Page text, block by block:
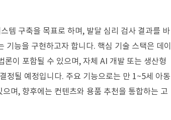
템 구축을 목표로 하며, 발달 심리 검사 결과를 바
능을 구현하고자 합니다. 핵심 기술 스택은 데이
이 포함될 수 있으며, 자체 AI 개발 또는 생산형
정될 예정입니다. 주요 기능으로는 만 1~5세 아동
며, 향후에는 컨텐츠와 용품 추천을 통합하는 고